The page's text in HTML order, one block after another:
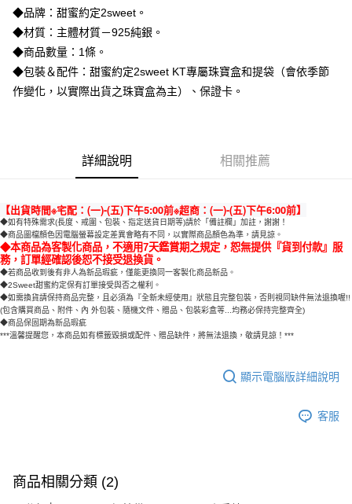
台新國際商業銀行
台灣樂天信用卡公司
元大商業銀行
玉山商業銀行
台灣樂天信用卡公司
ATM付款
運送方式
宅配
每筆NT$80，滿NT$1,000(含以上)免運費
◆品牌：甜蜜約定2sweet。
◆材質：主體材質－925純銀。
◆商品數量：1條。
◆包裝＆配件：甜蜜約定2sweet KT專屬珠寶盒和提袋（會依季節
作變化，以實際出貨之珠寶盒為主）、保證卡。
詳細說明 相關推薦
【出貨時間※宅配：(一)-(五)下午5:00前※超商：(一)-(五)下午6:00前】
◆如有特殊需求(長度、戒圍、包裝、指定送貨日期等)請於「備註欄」加註，謝謝！
◆商品圖檔顏色因電腦螢幕設定差異會略有不同，以實際商品顏色為準，請見諒。
◆本商品為客製化商品，不適用7天鑑賞期之規定，恕無提供『貨到付款』服
務，訂單經確認後恕不接受退換貨。
◆若商品收到後有非人為新品瑕疵，僅能更換同一客製化商品新品。
◆2Sweet甜蜜約定保有訂單接受與否之權利。
◆如需換貨請保持商品完整，且必須為『全新未經使用』狀態且完整包裝，否則視同缺件無法退換喔!!
(包含購買商品、附件、內 外包裝、隨機文件、贈品、包裝彩盒等...均務必保持完整齊全)
◆商品保固期為新品瑕疵
***溫馨提醒您，本商品如有標籤毀損或配件、贈品缺件，將無法退換，敬請見諒！***
顯示電腦版詳細說明
客服
商品相關分類 (2)